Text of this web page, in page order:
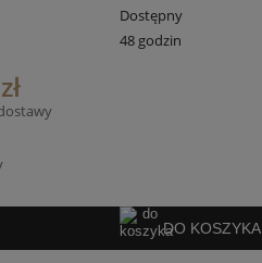
Dostępny
48 godzin
DO KOSZYKA